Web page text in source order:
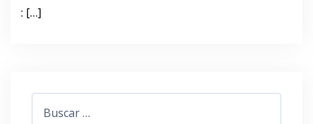
: […]